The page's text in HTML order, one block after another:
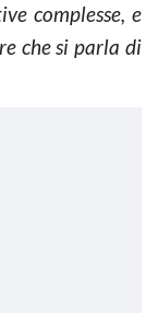
complesse, e
che si parla di